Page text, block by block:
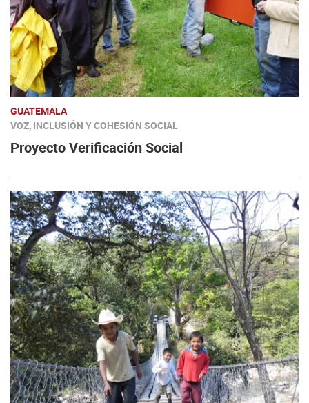
GUATEMALA
VOZ, INCLUSIÓN Y COHESIÓN SOCIAL
Proyecto Verificación Social